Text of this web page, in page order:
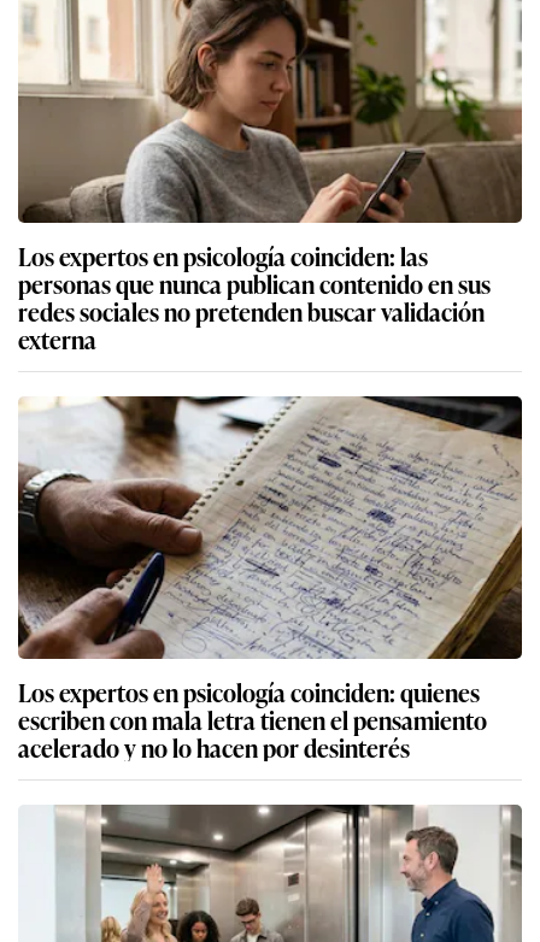
Los expertos en psicología coinciden: las
personas que nunca publican contenido en sus
redes sociales no pretenden buscar validación
externa
Los expertos en psicología coinciden: quienes
escriben con mala letra tienen el pensamiento
acelerado y no lo hacen por desinterés